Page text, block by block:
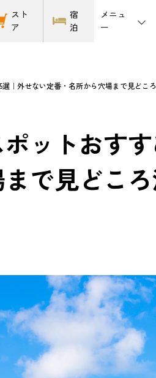
スト
ア
宿
泊
メニュ
ー
｜外せない定番・名所から穴場まで見どこ
ットおす
で見どこ